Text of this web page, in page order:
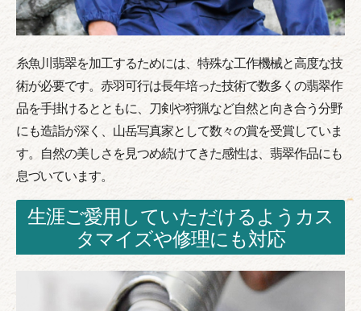
糸魚川翡翠を加工するためには、特殊な工作機械と高度な技
術が必要です。赤羽可行は長年培った技術で数多くの翡翠作
品を手掛けるとともに、刀剣や狩猟など自然と向き合う分野
にも造詣が深く、山岳写真家として数々の賞を受賞していま
す。自然の美しさを見つめ続けてきた感性は、翡翠作品にも
息づいています。
生涯ご愛用していただけるようカス
タマイズや修理にも対応